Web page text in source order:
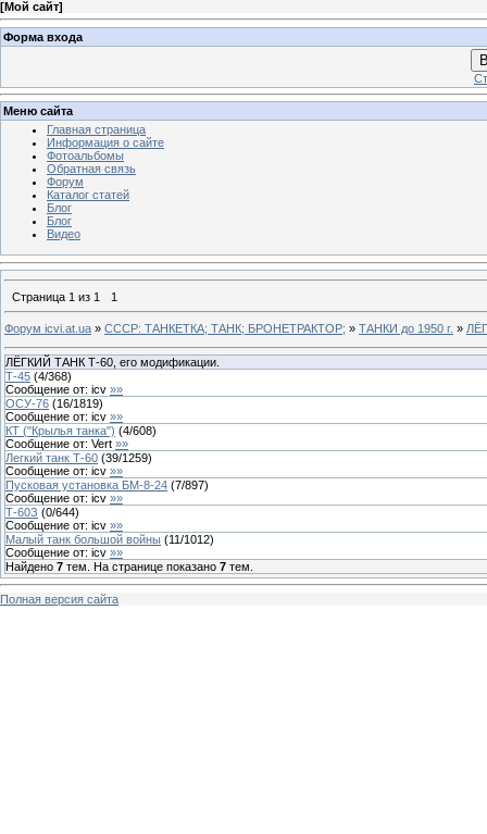
[Мой сайт]
Форма входа
Меню сайта
Главная страница
Информация о сайте
Фотоальбомы
Обратная связь
Форум
Каталог статей
Блог
Блог
Видео
Страница 1 из 1 1
Форум icvi.at.ua » СССР: ТАНКЕТКА; ТАНК; БРОНЕТРАКТОР; » ТАНКИ до 1950 г. »
ЛЁГКИЙ ТАНК Т-60, его модификации.
Т-45 (4/368)
Сообщение от: icv »»
ОСУ-76 (16/1819)
Сообщение от: icv »»
КТ ("Крылья танка") (4/608)
Сообщение от: Vert »»
Легкий танк Т-60 (39/1259)
Сообщение от: icv »»
Пусковая установка БМ-8-24 (7/897)
Сообщение от: icv »»
Т-60З (0/644)
Сообщение от: icv »»
Малый танк большой войны (11/1012)
Сообщение от: icv »»
Найдено 7 тем. На странице показано 7 тем.
Полная версия сайта